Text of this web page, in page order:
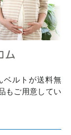
ム
ベルトが送料無
もご用意してい